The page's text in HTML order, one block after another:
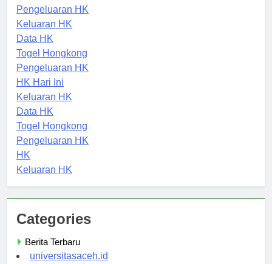
Togel Hongkong
Pengeluaran HK
Keluaran HK
Data HK
Togel Hongkong
Pengeluaran HK
HK Hari Ini
Keluaran HK
Data HK
Togel Hongkong
Pengeluaran HK
HK
Categories
Berita Terbaru